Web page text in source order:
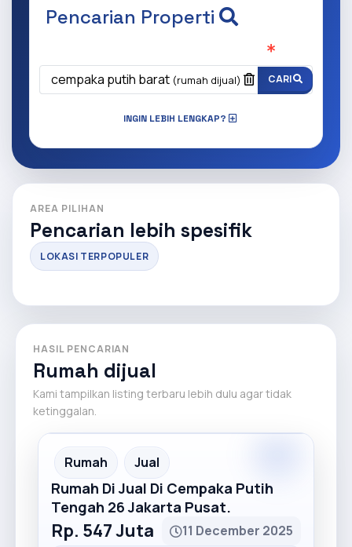
Pencarian Properti
cempaka putih barat (rumah dijual) CARI
INGIN LEBIH LENGKAP?
AREA PILIHAN
Pencarian lebih spesifik
LOKASI TERPOPULER
HASIL PENCARIAN
Rumah dijual
Kami tampilkan listing terbaru lebih dulu agar tidak
ketinggalan.
Recommended
Rumah Jual
Rumah Di Jual Di Cempaka Putih
Tengah 26 Jakarta Pusat.
Rp. 547 Juta
11 December 2025